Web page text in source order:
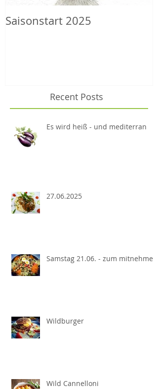
Saisonstart 2025
Recent Posts
Es wird heiß - und mediterran
27.06.2025
Samstag 21.06. - zum mitnehmen
Wildburger
Wild Cannelloni